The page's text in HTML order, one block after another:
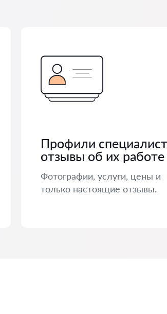
Профили
отзывы об их работе
Фотографии, услуги, цены и
только настоящие отзывы.